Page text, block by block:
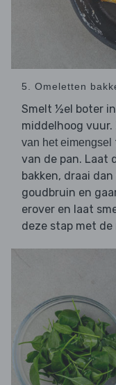
5. Omeletten
Smelt ½el boter
middelhoog
van het eimengsel
van de pan. Laat
bakken, draai
goudbruin en
erover en laat
deze stap met de